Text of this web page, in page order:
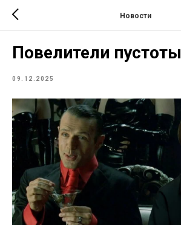
Новости
Повелители пустоты
09.12.2025